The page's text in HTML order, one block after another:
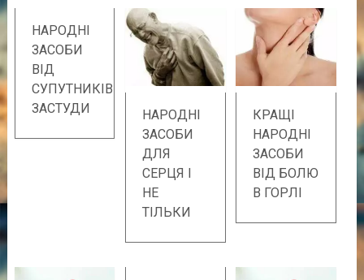
НАРОДНІ
ЗАСОБИ
ВІД
СУПУТНИКІВ
ЗАСТУДИ
НАРОДНІ
ЗАСОБИ
ДЛЯ
СЕРЦЯ І
НЕ
ТІЛЬКИ
КРАЩІ
НАРОДНІ
ЗАСОБИ
ВІД БОЛЮ
В ГОРЛІ